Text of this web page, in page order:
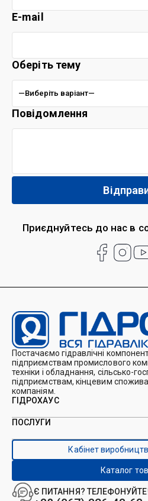
Приєднуйтесь до нас в
E-mail
Оберіть тему
Повідомлення
Постачаємо гідравлічні
підприємствам промислового
техніки і обладнання, сільсько-
підприємствам, кінцевим
компаніям.
Є ПИТАННЯ?
ГІДРОХАУС
Про нас
Каталоги
Контакти
ПОСЛУГИ
Виробництво ущільнень
Виробництво гідроциліндрів
Ремонт гідроциліндрів
Ремонт і виготовлення РВТ
Ремонт техніки
Кабінет
Каталог